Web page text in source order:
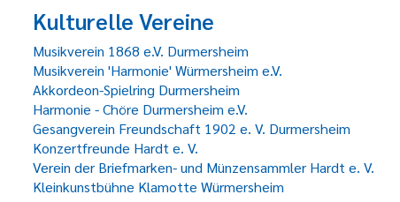
Kulturelle Vereine
Musikverein 1868 e.V. Durmersheim
Musikverein 'Harmonie' Würmersheim e.V.
Akkordeon-Spielring Durmersheim
Harmonie - Chöre Durmersheim e.V.
Gesangverein Freundschaft 1902 e. V. Durmersheim
Konzertfreunde Hardt e. V.
Verein der Briefmarken- und Münzensammler Hardt e. V.
Kleinkunstbühne Klamotte Würmersheim